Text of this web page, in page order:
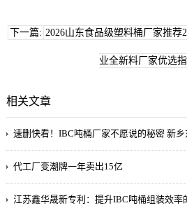
下一篇: 2026山东食品级塑料桶厂家推
业全新料厂家优选指
相关文章
速删快看！IBC吨桶厂家不愿说的秘密 新
代工厂变潮牌一年卖出15亿
江苏鑫华晟新专利：提升IBC吨桶组装效率